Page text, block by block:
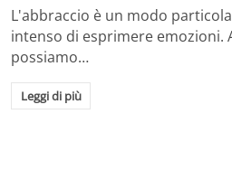
L'abbraccio è un modo
intenso di esprimere emozioni.
possiamo…
Leggi di più